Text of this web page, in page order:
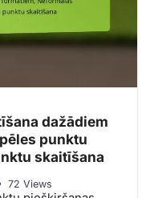
dažādiem
punktu
skaitīšana
72 Views